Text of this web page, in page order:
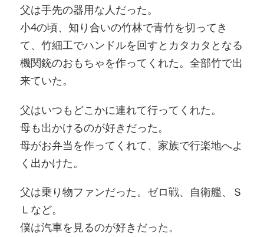
父は手先の器用な人だった。
小4の頃、知り合いの竹林で青竹を切ってき
て、竹細工でハンドルを回すとカタカタとなる
機関銃のおもちゃを作ってくれた。全部竹で出
来ていた。
父はいつもどこかに連れて行ってくれた。
母も出かけるのが好きだった。
母がお弁当を作ってくれて、家族で行楽地へよ
く出かけた。
父は乗り物ファンだった。ゼロ戦、自衛艦、Ｓ
Ｌなど。
僕は汽車を見るのが好きだった。